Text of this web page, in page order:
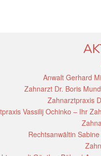
Anwalt Gerhard
Zahnarzt Dr. Boris
Zahnarztpraxis
Vassilij Ochinko – Ihr
Rechtsanwältin